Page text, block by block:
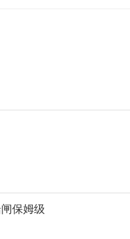
保姆级